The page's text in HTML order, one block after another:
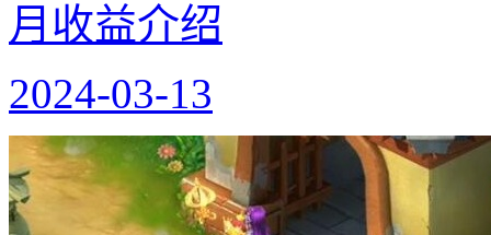
月收益介绍
2024-03-13